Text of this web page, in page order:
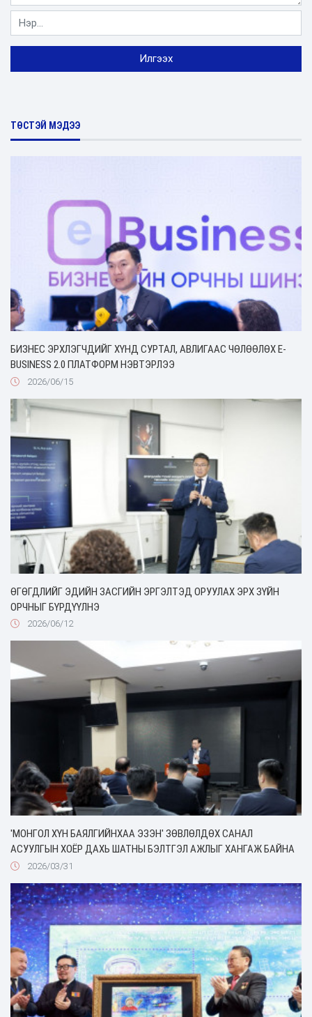
ТӨСТЭЙ МЭДЭЭ
БИЗНЕС ЭРХЛЭГЧДИЙГ ХҮНД СУРТАЛ, АВЛИГААС ЧӨЛӨӨЛӨХ Е-
BUSINESS 2.0 ПЛАТФОРМ НЭВТЭРЛЭЭ
2026/06/15
ӨГӨГДЛИЙГ ЭДИЙН ЗАСГИЙН ЭРГЭЛТЭД ОРУУЛАХ ЭРХ ЗҮЙН
ОРЧНЫГ БҮРДҮҮЛНЭ
2026/06/12
'МОНГОЛ ХҮН БАЯЛГИЙНХАА ЭЗЭН' ЗӨВЛӨЛДӨХ САНАЛ
АСУУЛГЫН ХОЁР ДАХЬ ШАТНЫ БЭЛТГЭЛ АЖЛЫГ ХАНГАЖ БАЙНА
2026/03/31